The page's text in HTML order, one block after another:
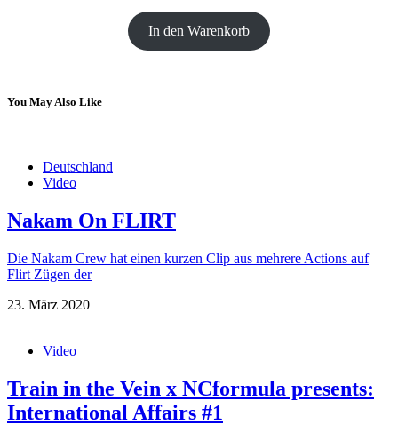
In den Warenkorb
You May Also Like
Deutschland
Video
Nakam On FLIRT
Die Nakam Crew hat einen kurzen Clip aus mehrere Actions auf
Flirt Zügen der
23. März 2020
Video
Train in the Vein x NCformula presents:
International Affairs #1